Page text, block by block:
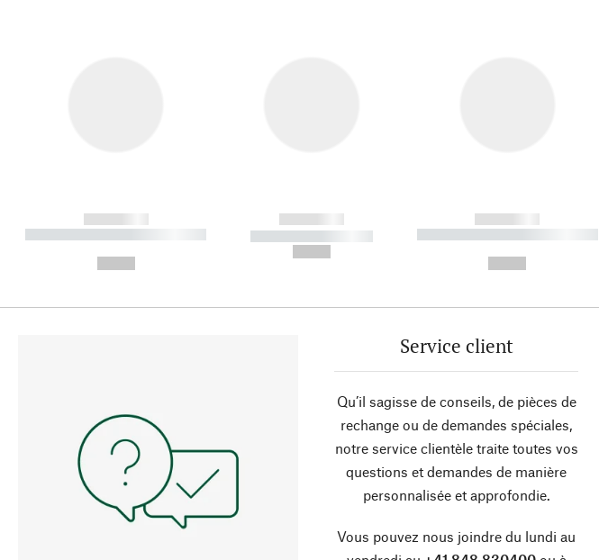
------------
----------- ----------- ----------
------------
----------- -----------
------------
----------- ----------- ----------
Service client
Qu’il sagisse de conseils, de pièces de
rechange ou de demandes spéciales,
notre service clientèle traite toutes vos
questions et demandes de manière
personnalisée et approfondie.
Vous pouvez nous joindre du lundi au